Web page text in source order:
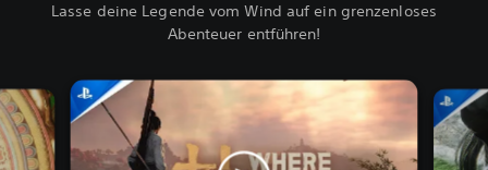
Lasse deine Legende vom Wind auf ein grenzenloses
Abenteuer entführen!